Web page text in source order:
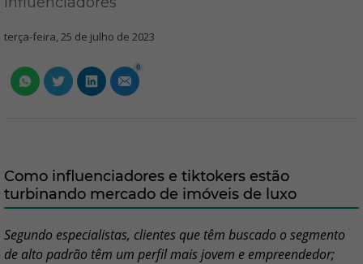
terça-feira, 25 de julho de 2023
0
Como influenciadores e tiktokers estão
turbinando mercado de imóveis de luxo
Segundo especialistas, clientes que têm buscado o segmento
de alto padrão têm um perfil mais jovem e empreendedor;